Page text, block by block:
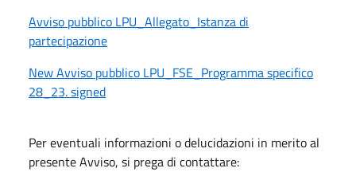
Avviso pubblico LPU_Allegato_Istanza di
partecipazione
New Avviso pubblico LPU_FSE_Programma specifico
28_23. signed
Per eventuali informazioni o delucidazioni in merito al
presente Avviso, si prega di contattare: